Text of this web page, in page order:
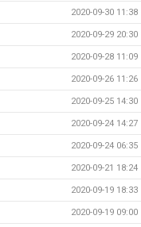
2020-09-30 11:38
2020-09-29 20:30
2020-09-28 11:09
2020-09-26 11:26
2020-09-25 14:30
2020-09-24 14:27
2020-09-24 06:35
2020-09-21 18:24
2020-09-19 18:33
2020-09-19 09:00